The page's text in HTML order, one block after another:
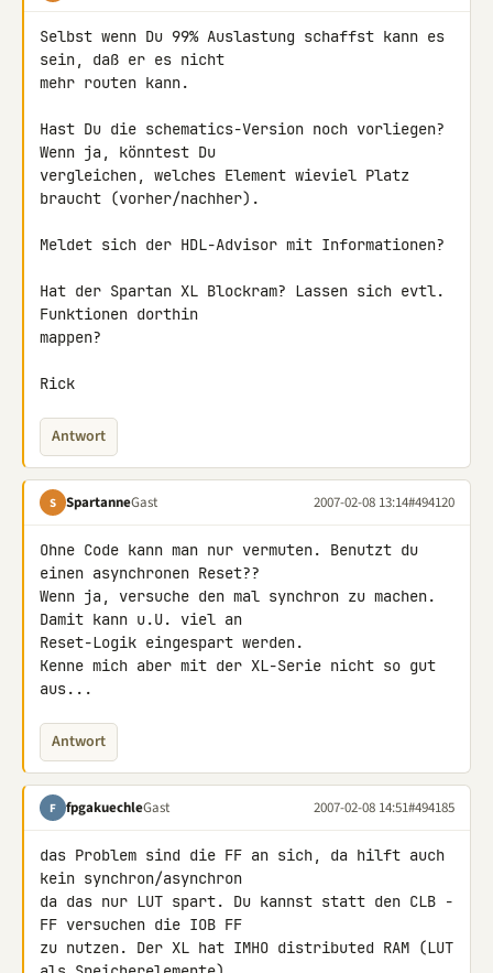
Selbst wenn Du 99% Auslastung schaffst kann es
sein, daß er es nicht
mehr routen kann.
Hast Du die schematics-Version noch vorliegen?
Wenn ja, könntest Du
vergleichen, welches Element wieviel Platz
braucht (vorher/nachher).
Meldet sich der HDL-Advisor mit Informationen?
Hat der Spartan XL Blockram? Lassen sich evtl.
Funktionen dorthin
mappen?
Rick
Antwort
S SpartanneGast 2007-02-08 13:14#494120
Ohne Code kann man nur vermuten. Benutzt du
einen asynchronen Reset??
Wenn ja, versuche den mal synchron zu machen.
Damit kann u.U. viel an
Reset-Logik eingespart werden.
Kenne mich aber mit der XL-Serie nicht so gut
aus...
Antwort
F fpgakuechleGast 2007-02-08 14:51#494185
das Problem sind die FF an sich, da hilft auch
kein synchron/asynchron
da das nur LUT spart. Du kannst statt den CLB -
FF versuchen die IOB FF
zu nutzen. Der XL hat IMHO distributed RAM (LUT